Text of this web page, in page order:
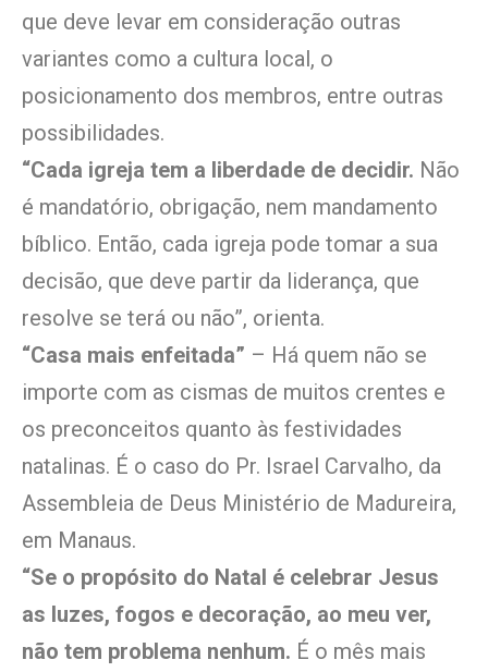
que deve levar em consideração outras
variantes como a cultura local, o
posicionamento dos membros, entre outras
possibilidades.
“Cada igreja tem a liberdade de decidir. Não
é mandatório, obrigação, nem mandamento
bíblico. Então, cada igreja pode tomar a sua
decisão, que deve partir da liderança, que
resolve se terá ou não”, orienta.
“Casa mais enfeitada” – Há quem não se
importe com as cismas de muitos crentes e
os preconceitos quanto às festividades
natalinas. É o caso do Pr. Israel Carvalho, da
Assembleia de Deus Ministério de Madureira,
em Manaus.
“Se o propósito do Natal é celebrar Jesus
as luzes, fogos e decoração, ao meu ver,
não tem problema nenhum. É o mês mais